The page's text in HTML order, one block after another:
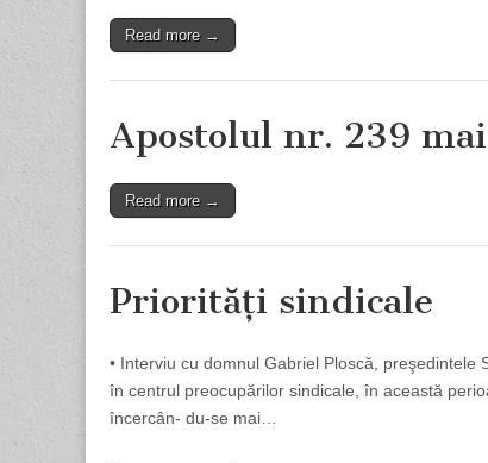
Read more →
Apostolul nr. 239
Read more →
Priorităţi sindicale
• Interviu cu domnul Gabriel Ploscă,
în centrul preocupărilor sindicale, în această
încercân­- du-se mai…